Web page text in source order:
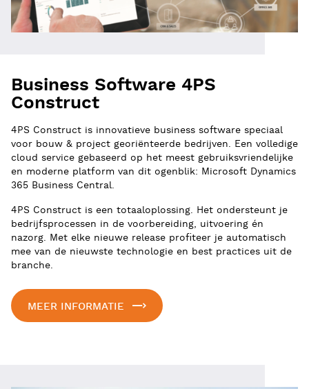
Business Software 4PS
Construct
4PS Construct is innovatieve business software speciaal
voor bouw & project georiënteerde bedrijven. Een volledige
cloud service gebaseerd op het meest gebruiksvriendelijke
en moderne platform van dit ogenblik: Microsoft Dynamics
365 Business Central.
4PS Construct is een totaaloplossing. Het ondersteunt je
bedrijfsprocessen in de voorbereiding, uitvoering én
nazorg. Met elke nieuwe release profiteer je automatisch
mee van de nieuwste technologie en best practices uit de
branche.
MEER INFORMATIE